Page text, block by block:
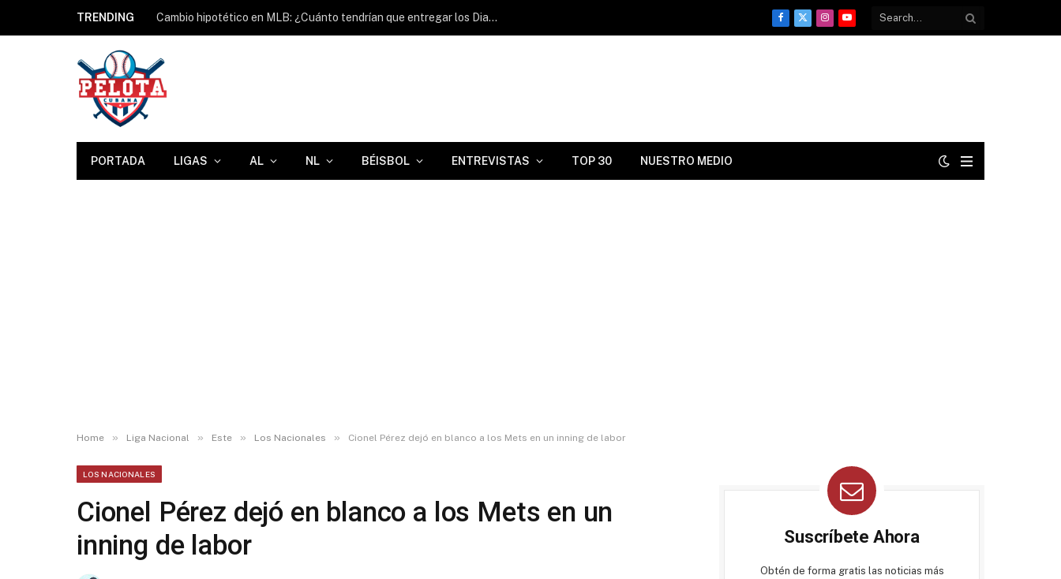
TRENDING Cambio hipotético en MLB: ¿Cuánto tendrían que entregar los Diamondbacks para adquirir a Griffin Conine?
Facebook
X
InstagramYouTube
PORTADA LIGAS AL NL BÉISBOL ENTREVISTAS TOP 30 NUESTRO MEDIO
Home » Liga Nacional » Este » Los Nacionales » Cionel Pérez dejó en blanco a los Mets en un inning de labor
LOS NACIONALES
Cionel Pérez dejó en blanco a los Mets en un
inning de labor
Suscríbete Ahora
Obtén de forma gratis las noticias más